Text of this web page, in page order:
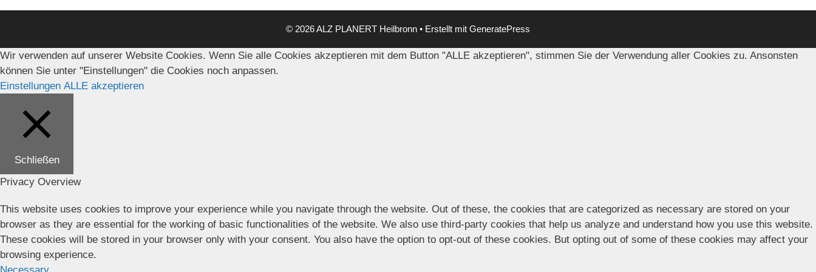
© 2026 ALZ PLANERT Heilbronn • Erstellt mit GeneratePress
Wir verwenden auf unserer Website Cookies. Wenn Sie alle Cookies akzeptieren mit dem Button "ALLE akzeptieren", stimmen Sie der Verwendung aller Cookies zu. Ansonsten
können Sie unter "Einstellungen" die Cookies noch anpassen.
Einstellungen ALLE akzeptieren
Schließen
Privacy Overview
This website uses cookies to improve your experience while you navigate through the website. Out of these, the cookies that are categorized as necessary are stored on your
browser as they are essential for the working of basic functionalities of the website. We also use third-party cookies that help us analyze and understand how you use this website.
These cookies will be stored in your browser only with your consent. You also have the option to opt-out of these cookies. But opting out of some of these cookies may affect your
browsing experience.
Necessary